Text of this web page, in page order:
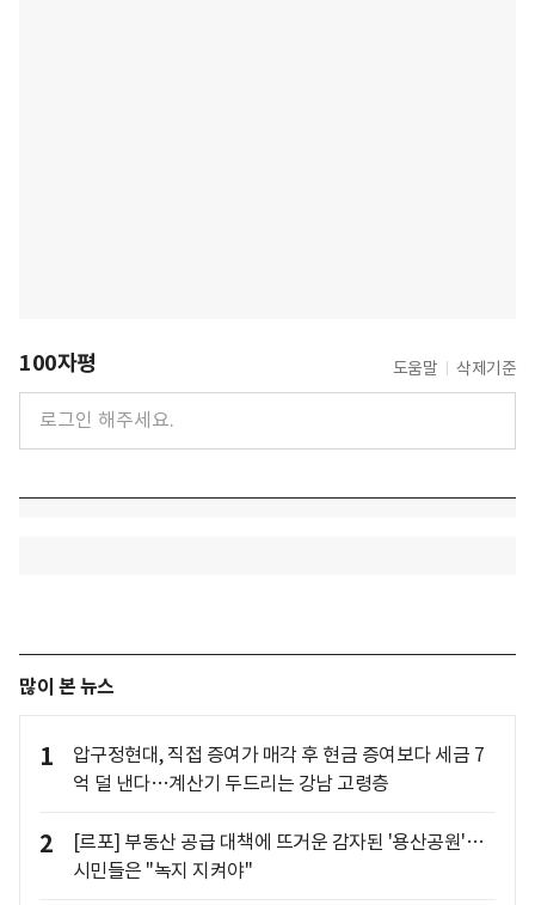
100자평 도움말 삭제기준
많이 본 뉴스
1
압구정현대, 직접 증여가 매각 후 현금 증여보다 세금 7
억 덜 낸다…계산기 두드리는 강남 고령층
2
[르포] 부동산 공급 대책에 뜨거운 감자된 '용산공원'…
시민들은 "녹지 지켜야"